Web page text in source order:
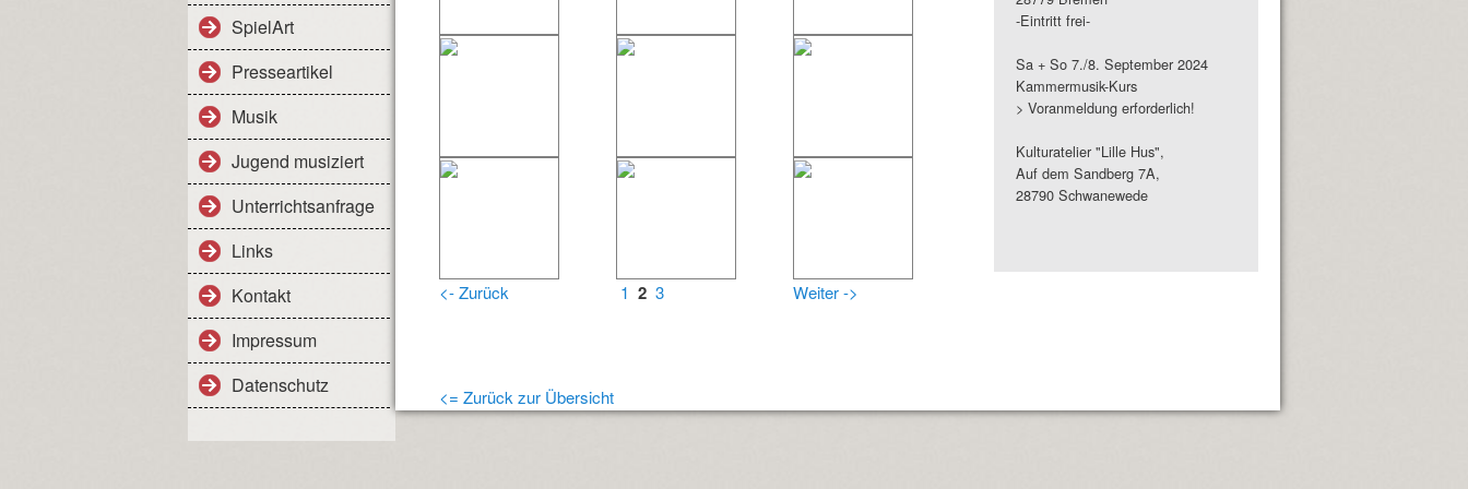
SpielArt
Presseartikel
Musik
Jugend musiziert
Unterrichtsanfrage
Links
Kontakt
Impressum
Datenschutz
<- Zurück 1 2 3 Weiter ->
<= Zurück zur Übersicht
-Eintritt frei-
Sa + So 7./8. September 2024
Kammermusik-Kurs
> Voranmeldung erforderlich!
Kulturatelier "Lille Hus",
Auf dem Sandberg 7A,
28790 Schwanewede